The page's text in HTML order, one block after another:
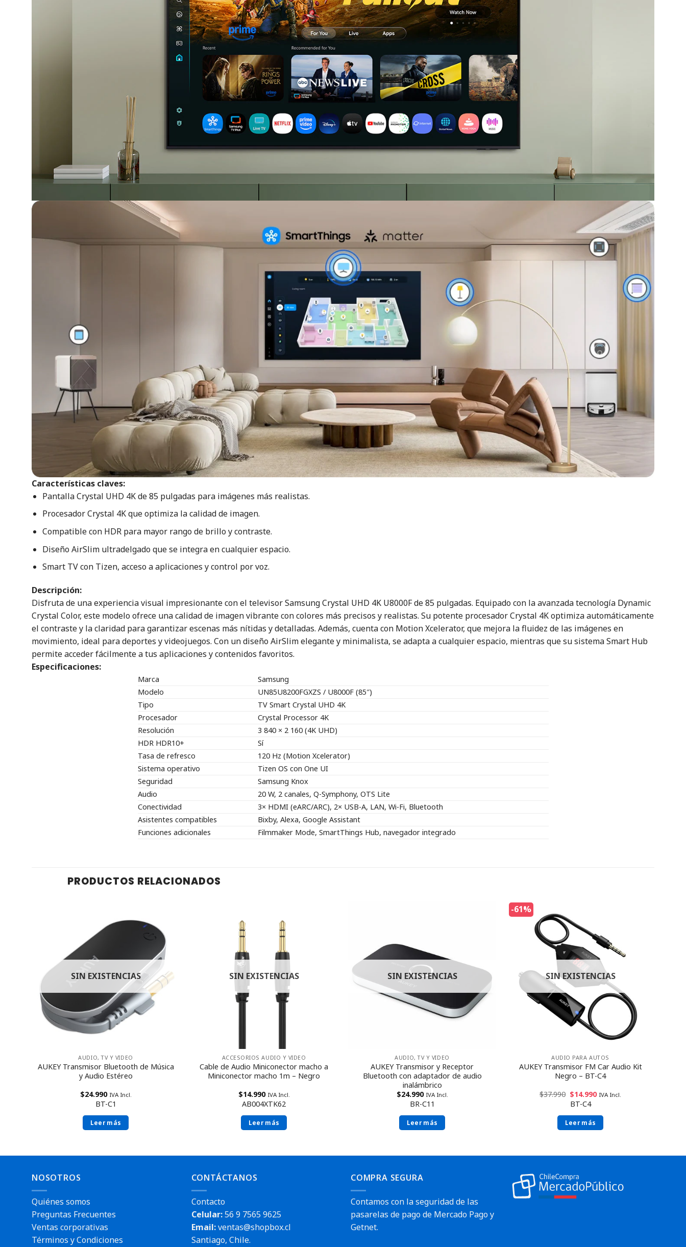
Características claves:
Pantalla Crystal UHD 4K de 85 pulgadas para imágenes más realistas.
Procesador Crystal 4K que optimiza la calidad de imagen.
Compatible con HDR para mayor rango de brillo y contraste.
Diseño AirSlim ultradelgado que se integra en cualquier espacio.
Smart TV con Tizen, acceso a aplicaciones y control por voz.
Descripción:
Disfruta de una experiencia visual impresionante con el televisor Samsung Crystal UHD 4K U8000F de 85 pulgadas. Equipado con la avanzada tecnología Dynamic
Crystal Color, este modelo ofrece una calidad de imagen vibrante con colores más precisos y realistas. Su potente procesador Crystal 4K optimiza automáticamente
el contraste y la claridad para garantizar escenas más nítidas y detalladas. Además, cuenta con Motion Xcelerator, que mejora la fluidez de las imágenes en
movimiento, ideal para deportes y videojuegos. Con un diseño AirSlim elegante y minimalista, se adapta a cualquier espacio, mientras que su sistema Smart Hub
permite acceder fácilmente a tus aplicaciones y contenidos favoritos.
Especificaciones:
Marca
Samsung
Modelo
UN85U8200FGXZS / U8000F (85″)
Tipo
TV Smart Crystal UHD 4K
Procesador
Crystal Processor 4K
Resolución
3 840 × 2 160 (4K UHD)
HDR HDR10+
Sí
Tasa de refresco
120 Hz (Motion Xcelerator)
Sistema operativo
Tizen OS con One UI
Seguridad
Samsung Knox
Audio
20 W, 2 canales, Q-Symphony, OTS Lite
Conectividad
3× HDMI (eARC/ARC), 2× USB-A, LAN, Wi-Fi, Bluetooth
Asistentes compatibles
Bixby, Alexa, Google Assistant
Funciones adicionales
Filmmaker Mode, SmartThings Hub, navegador integrado
PRODUCTOS RELACIONADOS
SIN EXISTENCIAS
AUDIO, TV Y VIDEO
AUKEY Transmisor Bluetooth de Música
y Audio Estéreo
$24.990 IVA Incl.
BT-C1
Leer más
SIN EXISTENCIAS
ACCESORIOS AUDIO Y VIDEO
Cable de Audio Miniconector macho a
Miniconector macho 1m – Negro
$14.990 IVA Incl.
AB004XTK62
Leer más
SIN EXISTENCIAS
AUDIO, TV Y VIDEO
AUKEY Transmisor y Receptor
Bluetooth con adaptador de audio
inalámbrico
$24.990 IVA Incl.
BR-C11
Leer más
-61%
SIN EXISTENCIAS
AUDIO PARA AUTOS
AUKEY Transmisor FM Car Audio Kit
Negro – BT-C4
$37.990 $14.990 IVA Incl.
BT-C4
Leer más
NOSOTROS
Quiénes somos
Preguntas Frecuentes
Ventas corporativas
Términos y Condiciones
CONTÁCTANOS
Contacto
Celular:56 9 7565 9625
Email:ventas@shopbox.cl
Santiago, Chile.
COMPRA SEGURA
Contamos con la seguridad de las
pasarelas de pago de Mercado Pago y
Getnet.